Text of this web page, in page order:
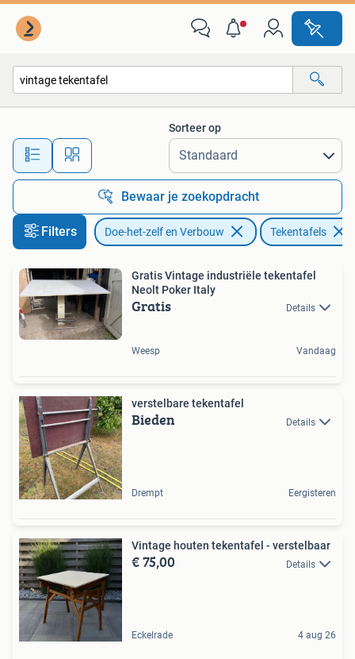
Alle afstanden…
Sorteer op
Bewaar je zoekopdracht
Filters Doe-het-zelf en Verbouw Tekentafels
Gratis Vintage industriële tekentafel
Neolt Poker Italy
Gratis Details
Weesp Vandaag
verstelbare tekentafel
Bieden Details
Drempt Eergisteren
Vintage houten tekentafel - verstelbaar
€ 75,00 Details
Eckelrade 4 aug 26